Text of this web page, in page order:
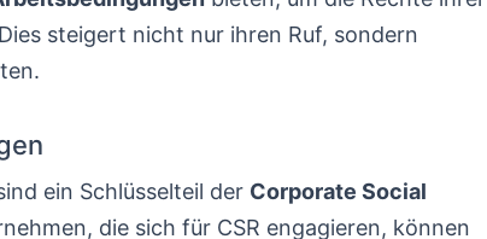
steigert nicht nur ihren Ruf, sondern
ein Schlüsselteil der Corporate Social
die sich für CSR engagieren, können